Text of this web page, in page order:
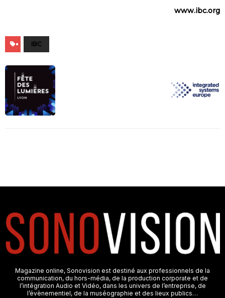
www.ibc.org
IBC
Magazine online, Sonovision est destiné aux professionnels de la
communication, du hors-média, de la production corporate et de
l’intégration Audio et Vidéo, dans les univers de l’entreprise, de
l’évènementiel, de la muséographie et des lieux publics…